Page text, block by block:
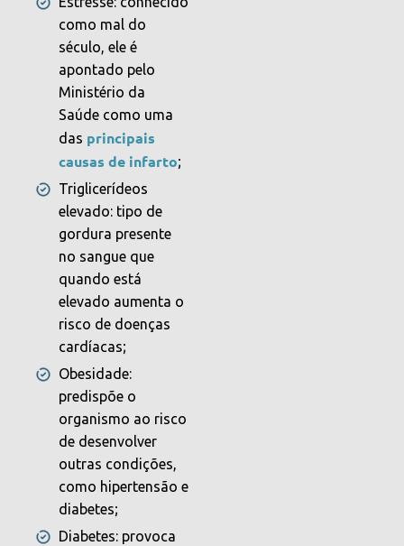
como mal do
século, ele é
apontado pelo
Ministério da
Saúde como uma
das principais
causas de infarto;
Triglicerídeos
elevado: tipo de
gordura presente
no sangue que
quando está
elevado aumenta o
risco de doenças
cardíacas;
Obesidade:
predispõe o
organismo ao risco
de desenvolver
outras condições,
como hipertensão e
diabetes;
Diabetes: provoca